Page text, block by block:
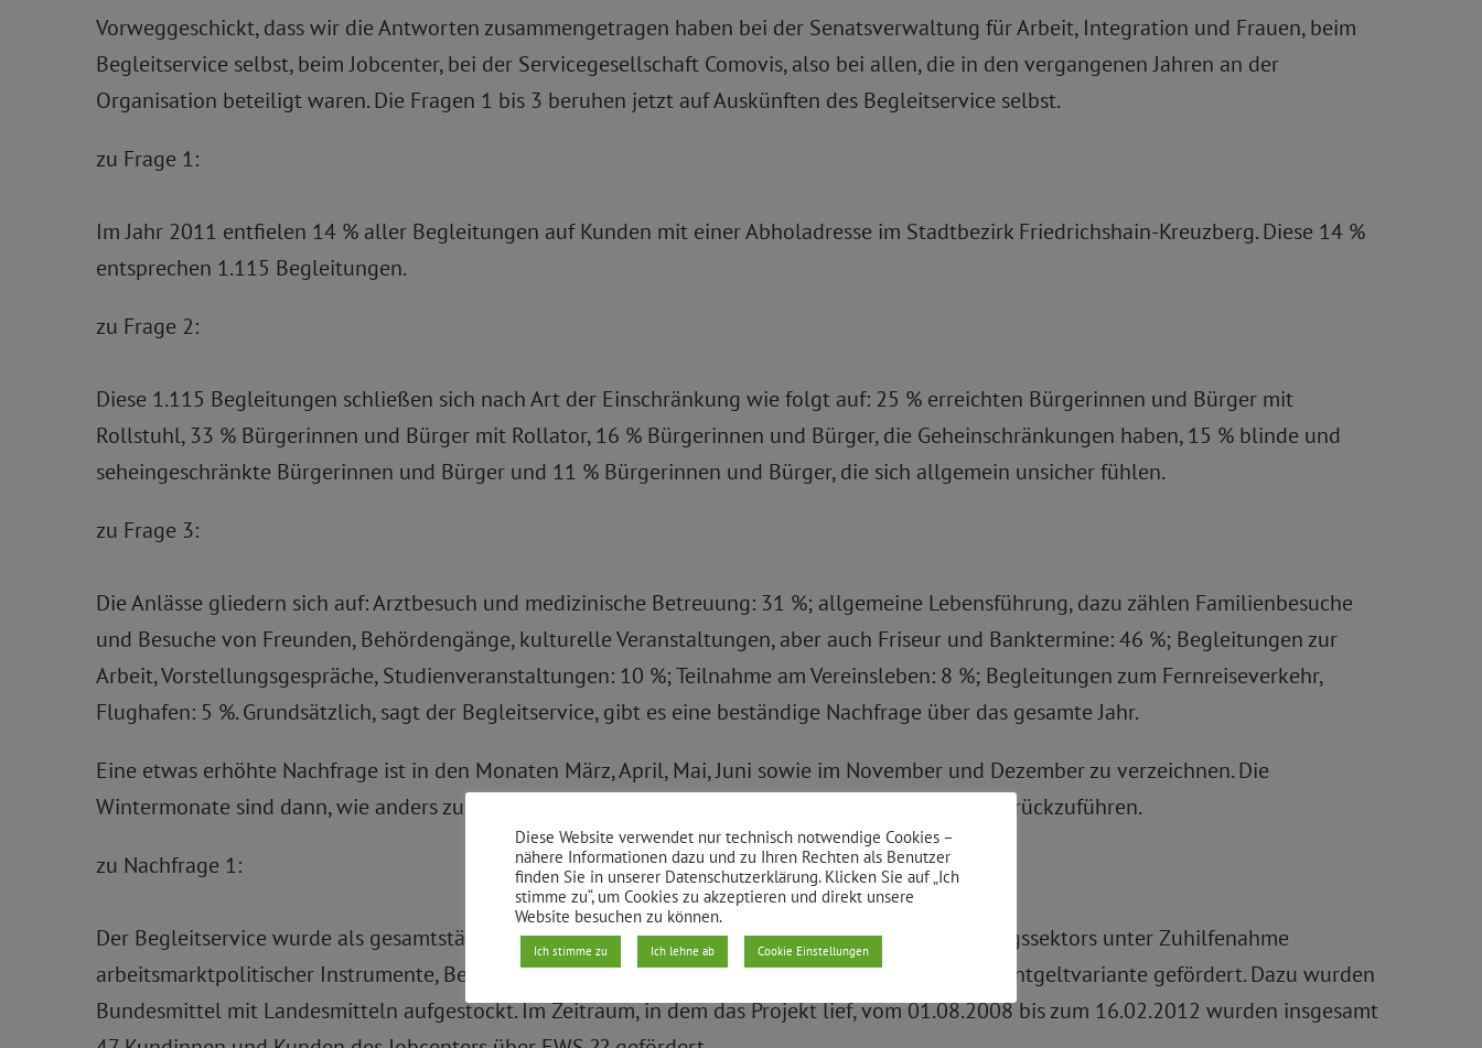
Vorweggeschickt, dass wir die Antworten zusammengetragen haben bei der Senatsverwaltung für Arbeit, Integration und Frauen, beim
Begleitservice selbst, beim Jobcenter, bei der Servicegesellschaft Comovis, also bei allen, die in den vergangenen Jahren an der
Organisation beteiligt waren. Die Fragen 1 bis 3 beruhen jetzt auf Auskünften des Begleitservice selbst.
zu Frage 1:
Im Jahr 2011 entfielen 14 % aller Begleitungen auf Kunden mit einer Abholadresse im Stadtbezirk Friedrichshain-Kreuzberg. Diese 14 %
entsprechen 1.115 Begleitungen.
zu Frage 2:
Diese 1.115 Begleitungen schließen sich nach Art der Einschränkung wie folgt auf: 25 % erreichten Bürgerinnen und Bürger mit
Rollstuhl, 33 % Bürgerinnen und Bürger mit Rollator, 16 % Bürgerinnen und Bürger, die Geheinschränkungen haben, 15 % blinde und
seheingeschränkte Bürgerinnen und Bürger und 11 % Bürgerinnen und Bürger, die sich allgemein unsicher fühlen.
zu Frage 3:
Die Anlässe gliedern sich auf: Arztbesuch und medizinische Betreuung: 31 %; allgemeine Lebensführung, dazu zählen Familienbesuche
und Besuche von Freunden, Behördengänge, kulturelle Veranstaltungen, aber auch Friseur und Banktermine: 46 %; Begleitungen zur
Arbeit, Vorstellungsgespräche, Studienveranstaltungen: 10 %; Teilnahme am Vereinsleben: 8 %; Begleitungen zum Fernreiseverkehr,
Flughafen: 5 %. Grundsätzlich, sagt der Begleitservice, gibt es eine beständige Nachfrage über das gesamte Jahr.
Eine etwas erhöhte Nachfrage ist in den Monaten März, April, Mai, Juni sowie im November und Dezember zu verzeichnen. Die
Wintermonate sind dann, wie anders zu erklären, auf die Wegeverhältnisse, Witterungseinflüsse zurückzuführen.
zu Nachfrage 1:
Der Begleitservice wurde als gesamtstädtisches Projekt im Rahmen des öffentlichen Beschäftigungssektors unter Zuhilfenahme
arbeitsmarktpolitischer Instrumente, Beschäftigungszuschuss BEZ und Arbeitsgelegenheit in der Entgeltvariante gefördert. Dazu wurden
Bundesmittel mit Landesmitteln aufgestockt. Im Zeitraum, in dem das Projekt lief, vom 01.08.2008 bis zum 16.02.2012 wurden insgesamt
Diese Website verwendet nur technisch notwendige Cookies –
nähere Informationen dazu und zu Ihren Rechten als Benutzer
finden Sie in unserer Datenschutzerklärung. Klicken Sie auf „Ich
stimme zu“, um Cookies zu akzeptieren und direkt unsere
Website besuchen zu können.
Ich stimme zu Ich lehne ab Cookie Einstellungen